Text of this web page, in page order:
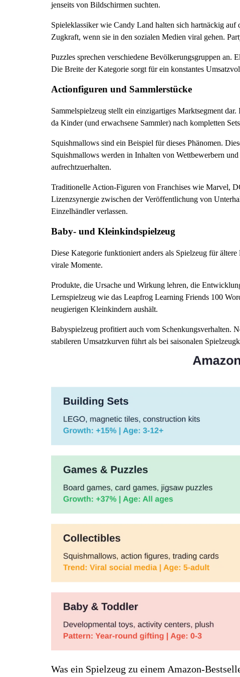
jenseits von Bildschirmen suchten.
Spieleklassiker wie Candy Land halten sich hartnäckig
Zugkraft, wenn sie in den sozialen Medien viral gehen.
Puzzles sprechen verschiedene Bevölkerungsgruppen
Die Breite der Kategorie sorgt für ein konstantes
Actionfiguren und Sammlerstücke
Sammelspielzeug stellt ein einzigartiges Marktsegment
da Kinder (und erwachsene Sammler) nach kompletten
Squishmallows sind ein Beispiel für dieses Phänomen.
Squishmallows werden in Inhalten von Wettbewerbern
aufrechtzuerhalten.
Traditionelle Action-Figuren von Franchises wie Marvel,
Lizenzsynergie zwischen der Veröffentlichung von
Einzelhändler verlassen.
Baby- und Kleinkindspielzeug
Diese Kategorie funktioniert anders als Spielzeug für
virale Momente.
Produkte, die Ursache und Wirkung lehren, die
Lernspielzeug wie das Leapfrog Learning Friends 100
neugierigen Kleinkindern aushält.
Babyspielzeug profitiert auch vom Schenkungsverhalten.
stabileren Umsatzkurven führt als bei saisonalen
Was ein Spielzeug zu einem Amazon-